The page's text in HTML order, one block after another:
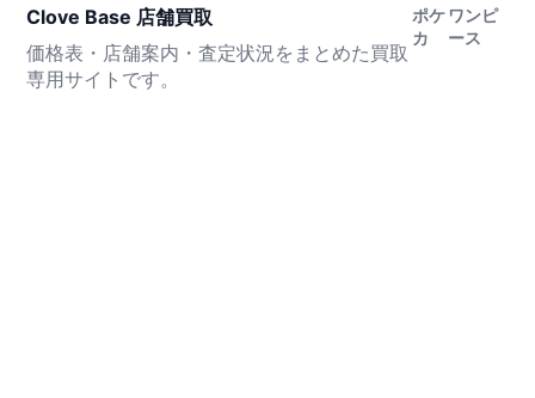
Clove Base 店舗買取
価格表・店舗案内・査定状況をまとめた買取
専用サイトです。
ポケ
カ
ワンピ
ース